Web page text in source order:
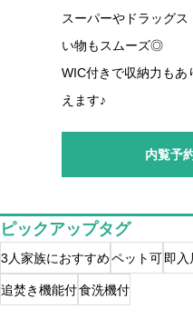
スーパーやドラッグ
い物もスムーズ◎
WIC付きで収納力もあ
えます♪
内覧予
ピックアップタグ
3人家族におすすめペット可 即入
追焚き機能付食洗機付